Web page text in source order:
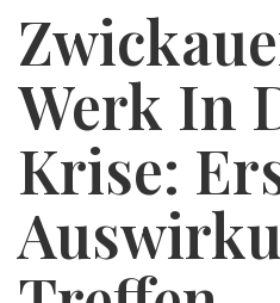
Werk In
Krise: